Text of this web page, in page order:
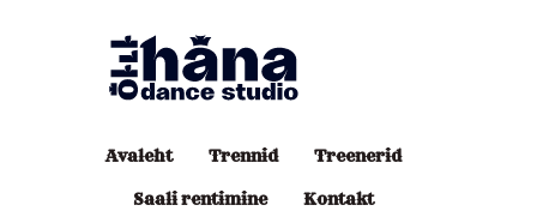
Avaleht Trennid Treenerid
Saali rentimine Kontakt